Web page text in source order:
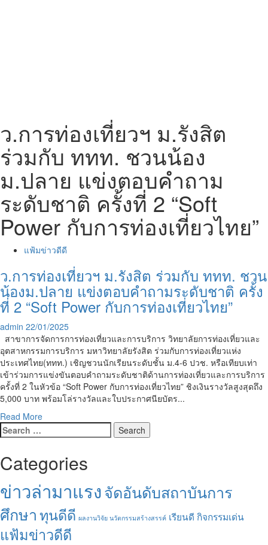
ว.การท่องเที่ยวฯ ม.รังสิต
ร่วมกับ ททท. ชวนน้อง
ม.ปลาย แข่งตอบคำถาม
ระดับชาติ ครั้งที่ 2 “Soft
Power กับการท่องเที่ยวไทย”
แฟ้มข่าวดีดี
ว.การท่องเที่ยวฯ ม.รังสิต ร่วมกับ ททท. ชวน
น้องม.ปลาย แข่งตอบคำถามระดับชาติ ครั้ง
ที่ 2 “Soft Power กับการท่องเที่ยวไทย”
admin 22/01/2025
สาขาการจัดการการท่องเที่ยวและการบริการ วิทยาลัยการท่องเที่ยวและ
อุตสาหกรรมการบริการ มหาวิทยาลัยรังสิต ร่วมกับการท่องเที่ยวแห่ง
ประเทศไทย(ททท.) เชิญชวนนักเรียนระดับชั้น ม.4-6 ปวช. หรือเทียบเท่า
เข้าร่วมการแข่งขันตอบคำถามระดับชาติด้านการท่องเที่ยวและการบริการ
ครั้งที่ 2 ในหัวข้อ “Soft Power กับการท่องเที่ยวไทย” ชิงเงินรางวัลสูงสุดถึง
5,000 บาท พร้อมโล่รางวัลและใบประกาศนียบัตร...
Read MoreRead
about
ท่อง
เที่ยวฯ
ม.รังสิต
ร่วม
กับ
ททท.
ชวน
Search
for:
Categories
ข่าวล่ามาแรงจัดอันดับสถาบันการ
ศึกษาทุนดีดี ผลงานวิจัย นวัตกรรมสร้างสรรค์ เรียนดี กิจกรรมเด่น
แฟ้มข่าวดีดี